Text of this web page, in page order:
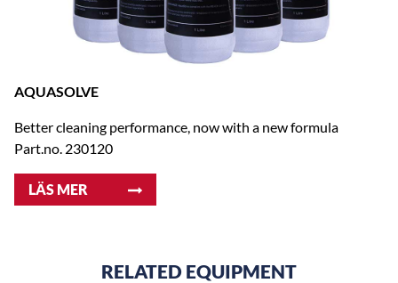
AQUASOLVE
Better cleaning performance, now with a new formula
Part.no. 230120
LÄS MER
RELATED EQUIPMENT